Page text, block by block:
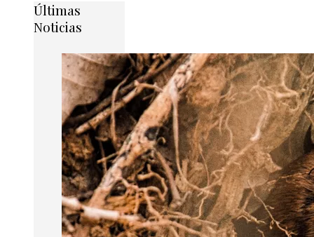
Últimas
Noticias